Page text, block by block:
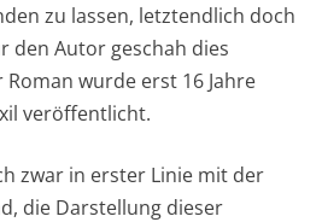
zu lassen, letztendlich doch
den Autor geschah dies
wurde erst 16 Jahre
veröffentlicht.
zwar in erster Linie mit der
die Darstellung dieser